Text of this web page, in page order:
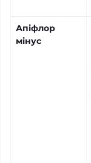
Апіфлор
мінус